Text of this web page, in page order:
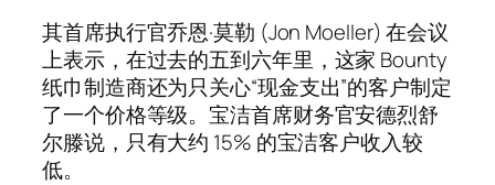
其首席执行官乔恩·莫勒 (Jon Moeller) 在会议
上表示，在过去的五到六年里，这家 Bounty
纸巾制造商还为只关心“现金支出”的客户制定
了一个价格等级。宝洁首席财务官安德烈舒
尔滕说，只有大约 15% 的宝洁客户收入较
低。